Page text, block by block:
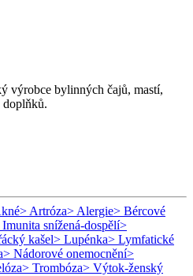
výrobce bylinných čajů, mastí,
doplňků.
> Artróza> Alergie> Bércové
snížená-dospělí>
kašel> Lupénka> Lymfatické
> Nádorové onemocnění>
> Trombóza> Výtok-ženský